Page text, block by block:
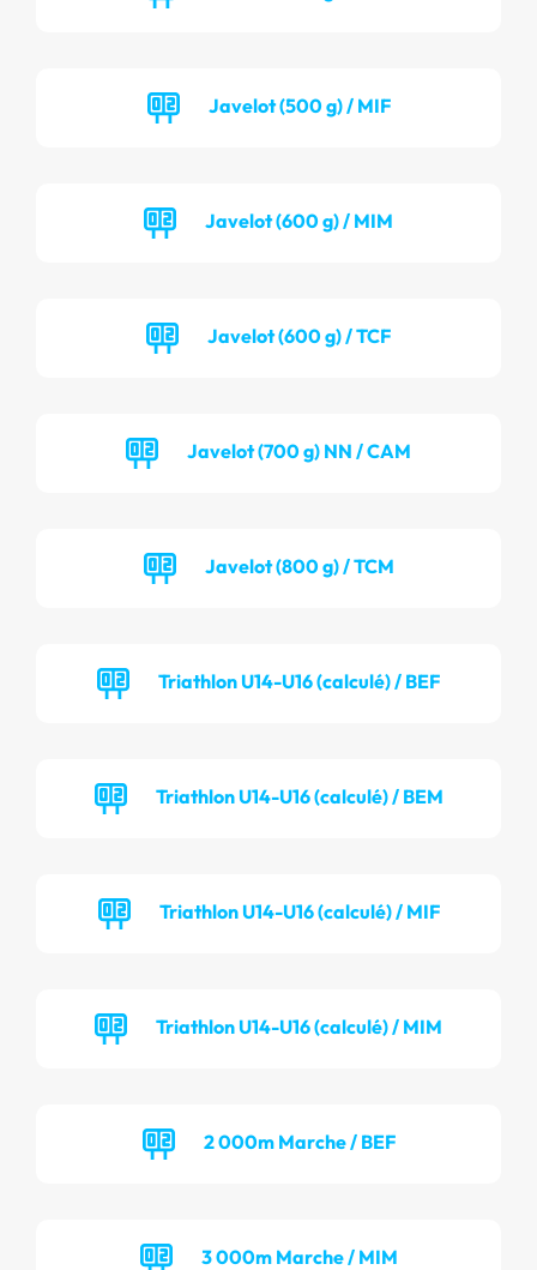
Javelot (500 g) / MIF
Javelot (600 g) / MIM
Javelot (600 g) / TCF
Javelot (700 g) NN / CAM
Javelot (800 g) / TCM
Triathlon U14-U16 (calculé) / BEF
Triathlon U14-U16 (calculé) / BEM
Triathlon U14-U16 (calculé) / MIF
Triathlon U14-U16 (calculé) / MIM
2 000m Marche / BEF
3 000m Marche / MIM